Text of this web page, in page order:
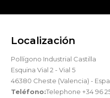
Localización
Pollígono Industrial Castilla
Esquina Vial 2 - Vial 5
46380 Cheste (Valencia) -
Teléfono:Telephone +34 96